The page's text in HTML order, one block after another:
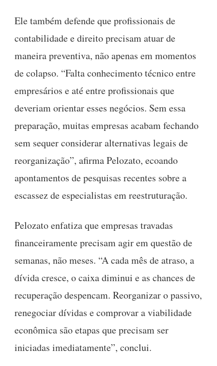
Ele também defende que profissionais de
contabilidade e direito precisam atuar de
maneira preventiva, não apenas em momentos
de colapso. “Falta conhecimento técnico entre
empresários e até entre profissionais que
deveriam orientar esses negócios. Sem essa
preparação, muitas empresas acabam fechando
sem sequer considerar alternativas legais de
reorganização”, afirma Pelozato, ecoando
apontamentos de pesquisas recentes sobre a
escassez de especialistas em reestruturação.
Pelozato enfatiza que empresas travadas
financeiramente precisam agir em questão de
semanas, não meses. “A cada mês de atraso, a
dívida cresce, o caixa diminui e as chances de
recuperação despencam. Reorganizar o passivo,
renegociar dívidas e comprovar a viabilidade
econômica são etapas que precisam ser
iniciadas imediatamente”, conclui.